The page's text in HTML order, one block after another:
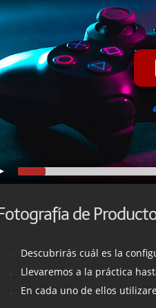
Descubrirás cuál es la configuración
Llevaremos a la práctica
En cada uno de ellos utilizaremos